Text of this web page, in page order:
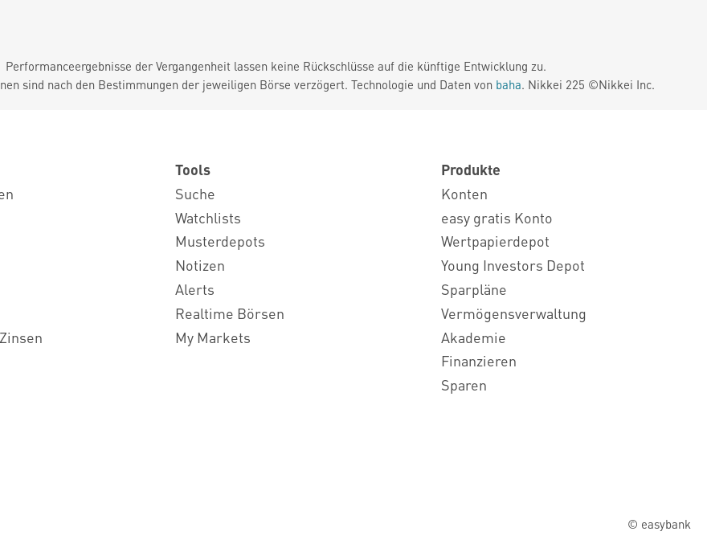
Performanceergebnisse der Vergangenheit lassen keine Rückschlüsse auf die künftige Entwicklung zu.
sind nach den Bestimmungen der jeweiligen Börse verzögert. Technologie und Daten von baha. Nikkei 225 ©Nikkei Inc.
Tools
Suche
Watchlists
Musterdepots
Notizen
Alerts
Realtime Börsen
My Markets
Produkte
Konten
easy gratis Konto
Wertpapierdepot
Young Investors Depot
Sparpläne
Vermögensverwaltung
Akademie
Finanzieren
Sparen
© easybank